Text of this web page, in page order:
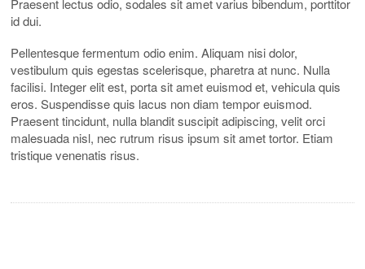
Praesent lectus odio, sodales sit amet varius bibendum, porttitor
id dui.
Pellentesque fermentum odio enim. Aliquam nisi dolor,
vestibulum quis egestas scelerisque, pharetra at nunc. Nulla
facilisi. Integer elit est, porta sit amet euismod et, vehicula quis
eros. Suspendisse quis lacus non diam tempor euismod.
Praesent tincidunt, nulla blandit suscipit adipiscing, velit orci
malesuada nisl, nec rutrum risus ipsum sit amet tortor. Etiam
tristique venenatis risus.